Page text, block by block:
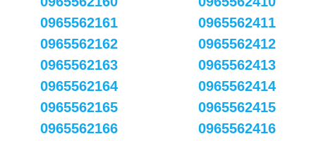
0965562161
0965562162
0965562163
0965562164
0965562165
0965562166
0965562411
0965562412
0965562413
0965562414
0965562415
0965562416